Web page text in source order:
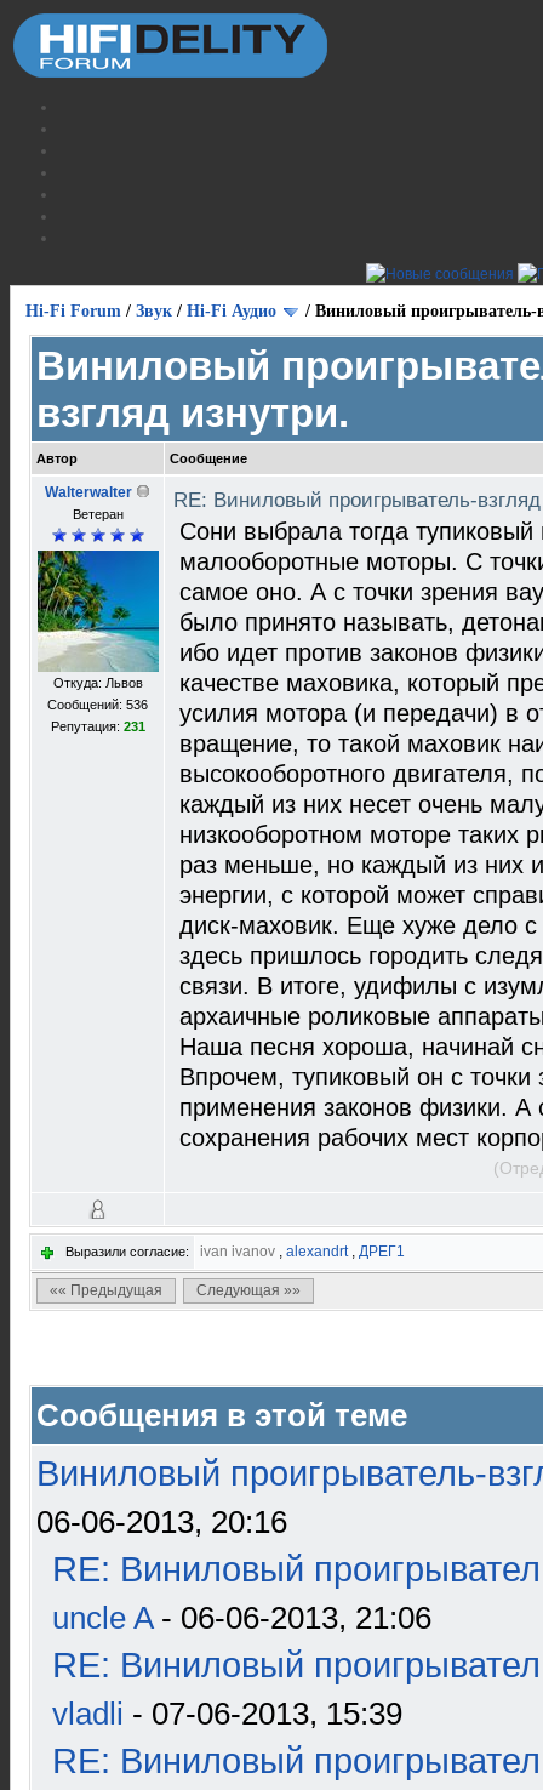
Hi-Fi Forum / Звук / Hi-Fi Аудио / Виниловый проигрыватель-
Виниловый
взгляд изнутри.
Автор Сообщение
Walterwalter
Ветеран
Откуда: Львов
Сообщений: 536
Репутация: 231
RE: Виниловый проигрыватель-
Сони выбрала тогда тупиковый
малооборотные моторы. С
самое оно. А с точки зрения
было принято называть,
ибо идет против законов
качестве маховика, который
усилия мотора (и передачи) в
вращение, то такой маховик
высокооборотного двигателя,
каждый из них несет очень
низкооборотном моторе таких
раз меньше, но каждый из них
энергии, с которой может
диск-маховик. Еще хуже дело
здесь пришлось городить
связи. В итоге, удифилы с
архаичные роликовые
Наша песня хороша, начинай
Впрочем, тупиковый он с точки
применения законов физики. А
сохранения рабочих мест
Выразили согласие: ivan ivanov , alexandrt, ДРЕГ1
«« Предыдущая Следующая »»
Сообщения в этой теме
Виниловый проигрыватель-
06-06-2013, 20:16
RE: Виниловый
uncle A- 06-06-2013, 21:06
RE: Виниловый
vladli - 07-06-2013, 15:39
RE: Виниловый